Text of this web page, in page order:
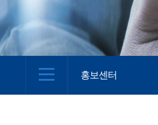
홍보센터